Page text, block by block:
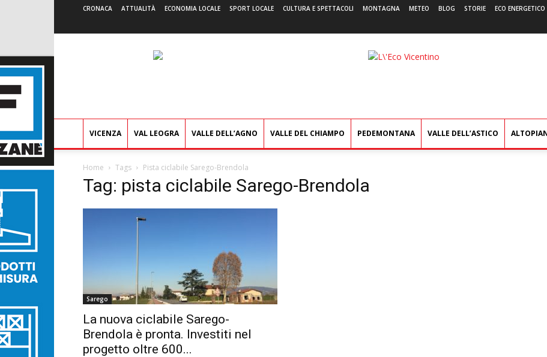
CRONACA ATTUALITÀ ECONOMIA LOCALE SPORT LOCALE CULTURA E SPETTACOLI MONTAGNA METEO BLOG STORIE ECO ENERGETICO
L'Eco
VICENZA VAL LEOGRA VALLE DELL’AGNO VALLE DEL CHIAMPO PEDEMONTANA VALLE DELL’ASTICO
Home Tags Pista ciclabile Sarego-Brendola
Tag: pista ciclabile Sarego-Brendola
Sarego
La nuova ciclabile Sarego-
Brendola è pronta. Investiti nel
progetto oltre 600...